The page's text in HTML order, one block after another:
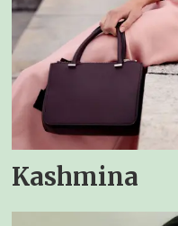
Kashmina